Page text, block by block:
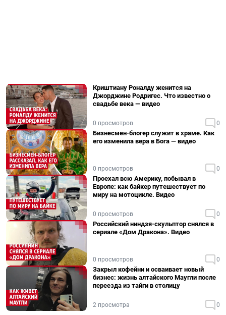
Криштиану Роналду женится на
Джорджине Родригес. Что известно о
свадьбе века — видео
0 просмотров 0
Бизнесмен-блогер служит в храме. Как
его изменила вера в Бога — видео
0 просмотров 0
Проехал всю Америку, побывал в
Европе: как байкер путешествует по
миру на мотоцикле. Видео
0 просмотров 0
Российский ниндзя-скульптор снялся в
сериале «Дом Дракона». Видео
0 просмотров 0
Закрыл кофейни и осваивает новый
бизнес: жизнь алтайского Маугли после
переезда из тайги в столицу
2 просмотра 0